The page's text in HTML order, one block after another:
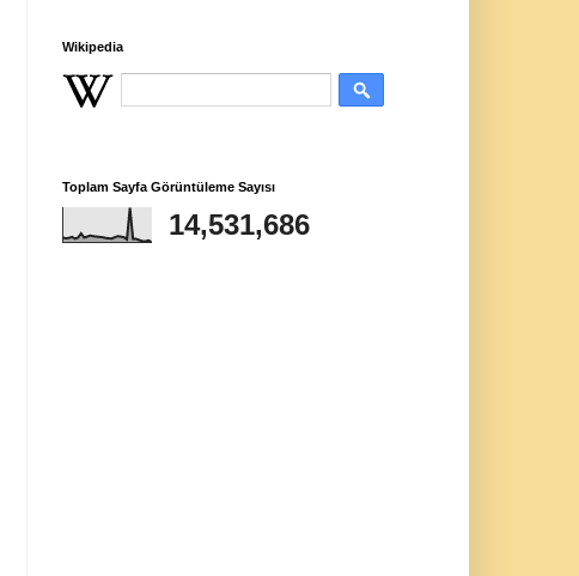
Wikipedia
Toplam Sayfa Görüntüleme Sayısı
14,531,686